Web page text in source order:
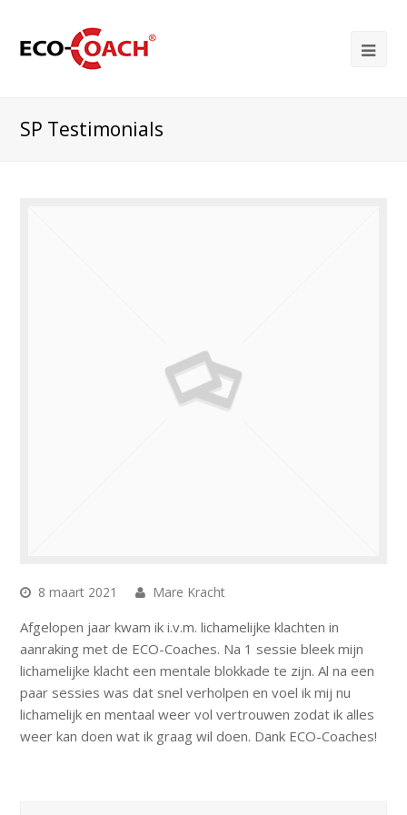
SP Testimonials
8 maart 2021 Mare Kracht
Afgelopen jaar kwam ik i.v.m. lichamelijke klachten in
aanraking met de ECO-Coaches. Na 1 sessie bleek mijn
lichamelijke klacht een mentale blokkade te zijn. Al na een
paar sessies was dat snel verholpen en voel ik mij nu
lichamelijk en mentaal weer vol vertrouwen zodat ik alles
weer kan doen wat ik graag wil doen. Dank ECO-Coaches!